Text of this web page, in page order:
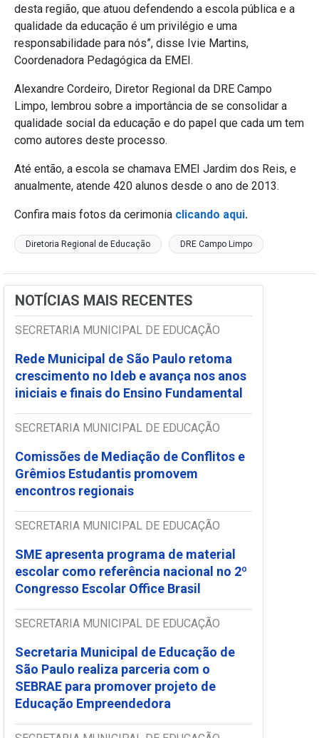
desta região, que atuou defendendo a escola pública e a
qualidade da educação é um privilégio e uma
responsabilidade para nós”, disse Ivie Martins,
Coordenadora Pedagógica da EMEI.
Alexandre Cordeiro, Diretor Regional da DRE Campo
Limpo, lembrou sobre a importância de se consolidar a
qualidade social da educação e do papel que cada um tem
como autores deste processo.
Até então, a escola se chamava EMEI Jardim dos Reis, e
anualmente, atende 420 alunos desde o ano de 2013.
Confira mais fotos da cerimonia clicando aqui.
Diretoria Regional de Educação DRE Campo Limpo
NOTÍCIAS MAIS RECENTES
SECRETARIA MUNICIPAL DE EDUCAÇÃO
Rede Municipal de São Paulo retoma
crescimento no Ideb e avança nos anos
iniciais e finais do Ensino Fundamental
SECRETARIA MUNICIPAL DE EDUCAÇÃO
Comissões de Mediação de Conflitos e
Grêmios Estudantis promovem
encontros regionais
SECRETARIA MUNICIPAL DE EDUCAÇÃO
SME apresenta programa de material
escolar como referência nacional no 2º
Congresso Escolar Office Brasil
SECRETARIA MUNICIPAL DE EDUCAÇÃO
Secretaria Municipal de Educação de
São Paulo realiza parceria com o
SEBRAE para promover projeto de
Educação Empreendedora